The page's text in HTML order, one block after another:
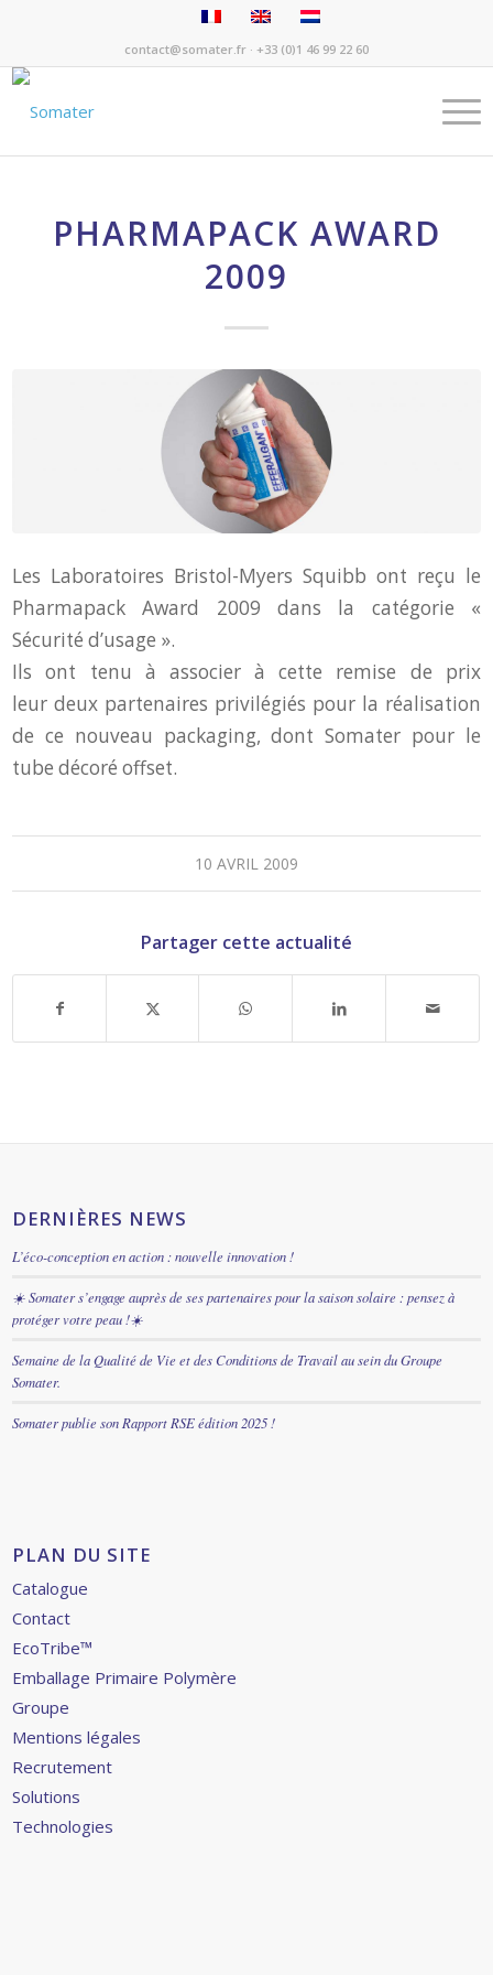
contact@somater.fr · +33 (0)1 46 99 22 60
PHARMAPACK AWARD
2009
Les Laboratoires Bristol-Myers Squibb ont reçu le
Pharmapack Award 2009 dans la catégorie «
Sécurité d’usage ».
Ils ont tenu à associer à cette remise de prix
leur deux partenaires privilégiés pour la réalisation
de ce nouveau packaging, dont Somater pour le
tube décoré offset.
10 AVRIL 2009
Partager cette actualité
DERNIÈRES NEWS
L’éco-conception en action : nouvelle innovation !
☀️ Somater s’engage auprès de ses partenaires pour la saison solaire : pensez à
protéger votre peau !☀️
Semaine de la Qualité de Vie et des Conditions de Travail au sein du Groupe
Somater.
Somater publie son Rapport RSE édition 2025 !
PLAN DU SITE
Catalogue
Contact
EcoTribe™
Emballage Primaire Polymère
Groupe
Mentions légales
Recrutement
Solutions
Technologies